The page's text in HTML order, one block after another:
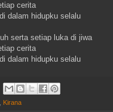
cerita
dalam hidupku selalu
serta setiap luka di jiwa
cerita
dalam hidupku selalu
, Kirana